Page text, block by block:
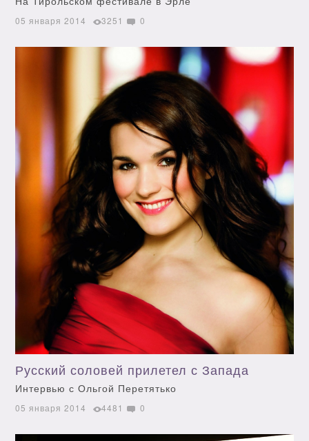
05 января 2014 3251 0
Русский соловей прилетел с Запада
Интервью с Ольгой Перетятько
05 января 2014 4481 0